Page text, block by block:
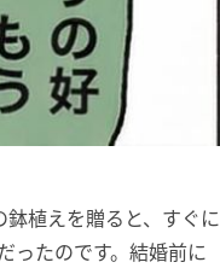
植えを贈ると、すぐに
ったのです。結婚前に